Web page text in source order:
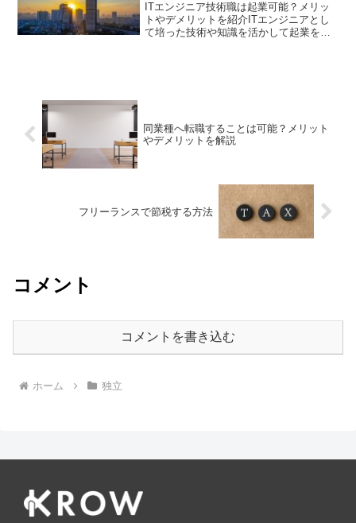
ITエンジニア技術職は起業可能？メリッ
トやデメリットを紹介ITエンジニアとし
て培った技術や知識を活かして起業を考
同業種へ転職することは可能？メリット
やデメリットを解説
フリーランスで節税する方法
コメント
コメントを書き込む
ホーム 独立